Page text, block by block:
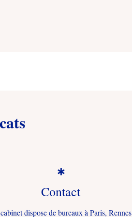

Contact
dispose de bureaux à Paris, Rennes